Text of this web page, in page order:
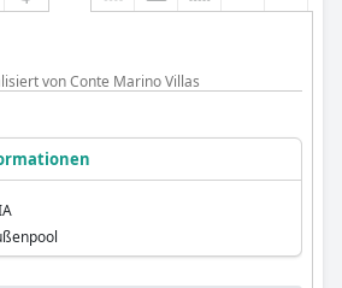
von Conte Marino Villas